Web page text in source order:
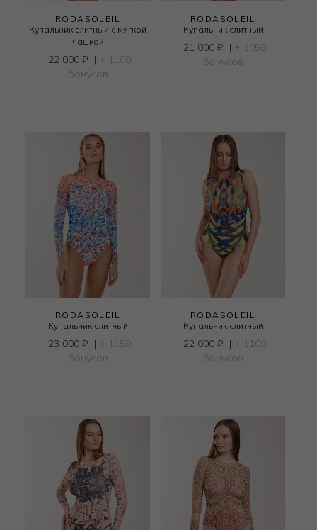
RODASOLEIL
Купальник слитный с мягкой
чашкой
22 000 ₽ | + 1100
бонусов
RODASOLEIL
Купальник слитный
21 000 ₽ | + 1050
бонусов
RODASOLEIL
Купальник слитный
23 000 ₽ | + 1150
бонусов
RODASOLEIL
Купальник слитный
22 000 ₽ | + 1100
бонусов